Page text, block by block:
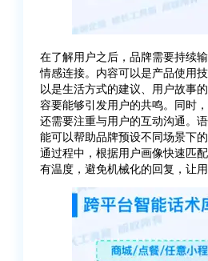
在了解用户之后，品牌需要持续
情感连接。内容可以是产品使用
以是生活方式的建议、用户故事
容要能够引发用户的共鸣。同时
还需要注重与用户的互动沟通。
能可以帮助品牌预设不同场景下
通过程中，根据用户画像快速匹
有温度，避免机械化的回复，让